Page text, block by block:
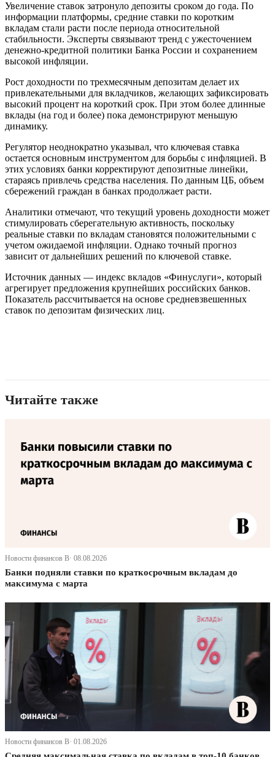
Увеличение ставок затронуло депозиты сроком до года. По
информации платформы, средние ставки по коротким
вкладам стали расти после периода относительной
стабильности. Эксперты связывают тренд с ужесточением
денежно-кредитной политики Банка России и сохранением
высокой инфляции.
Рост доходности по трехмесячным депозитам делает их
привлекательными для вкладчиков, желающих зафиксировать
высокий процент на короткий срок. При этом более длинные
вклады (на год и более) пока демонстрируют меньшую
динамику.
Регулятор неоднократно указывал, что ключевая ставка
остается основным инструментом для борьбы с инфляцией. В
этих условиях банки корректируют депозитные линейки,
стараясь привлечь средства населения. По данным ЦБ, объем
сбережений граждан в банках продолжает расти.
Аналитики отмечают, что текущий уровень доходности может
стимулировать сберегательную активность, поскольку
реальные ставки по вкладам становятся положительными с
учетом ожидаемой инфляции. Однако точный прогноз
зависит от дальнейших решений по ключевой ставке.
Источник данных — индекс вкладов «Финуслуги», который
агрегирует предложения крупнейших российских банков.
Показатель рассчитывается на основе средневзвешенных
ставок по депозитам физических лиц.
Читайте также
Новости финансов В· 08.08.2026
Банки подняли ставки по краткосрочным вкладам до
максимума с марта
Новости финансов В· 01.08.2026